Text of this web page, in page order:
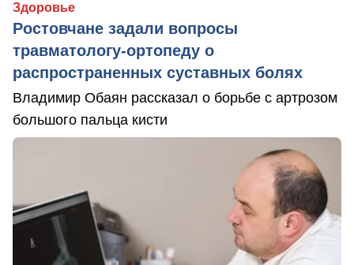
Здоровье
Ростовчане задали вопросы
травматологу-ортопеду о
распространенных суставных болях
Владимир Обаян рассказал о борьбе с артрозом
большого пальца кисти